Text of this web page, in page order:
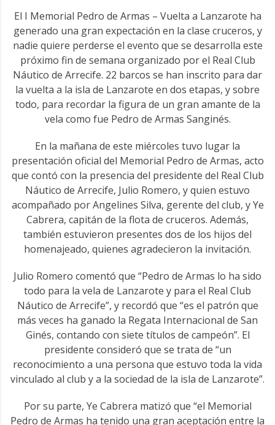
El I Memorial Pedro de Armas – Vuelta a Lanzarote ha
generado una gran expectación en la clase cruceros, y
nadie quiere perderse el evento que se desarrolla este
próximo fin de semana organizado por el Real Club
Náutico de Arrecife. 22 barcos se han inscrito para dar
la vuelta a la isla de Lanzarote en dos etapas, y sobre
todo, para recordar la figura de un gran amante de la
vela como fue Pedro de Armas Sanginés.
En la mañana de este miércoles tuvo lugar la
presentación oficial del Memorial Pedro de Armas, acto
que contó con la presencia del presidente del Real Club
Náutico de Arrecife, Julio Romero, y quien estuvo
acompañado por Angelines Silva, gerente del club, y Ye
Cabrera, capitán de la flota de cruceros. Además,
también estuvieron presentes dos de los hijos del
homenajeado, quienes agradecieron la invitación.
Julio Romero comentó que “Pedro de Armas lo ha sido
todo para la vela de Lanzarote y para el Real Club
Náutico de Arrecife”, y recordó que “es el patrón que
más veces ha ganado la Regata Internacional de San
Ginés, contando con siete títulos de campeón”. El
presidente consideró que se trata de “un
reconocimiento a una persona que estuvo toda la vida
vinculado al club y a la sociedad de la isla de Lanzarote”.
Por su parte, Ye Cabrera matizó que “el Memorial
Pedro de Armas ha tenido una gran aceptación entre la